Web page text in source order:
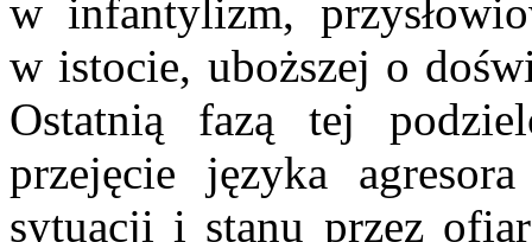
w infantylizm,
w istocie, uboższej o
Ostatnią fazą tej
przejęcie języka
sytuacji i stanu przez